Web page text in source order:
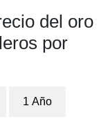
del oro
por
1 Año